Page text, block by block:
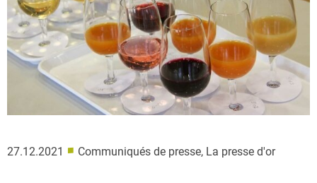
27.12.2021 ■ Communiqués de presse, La presse d'or